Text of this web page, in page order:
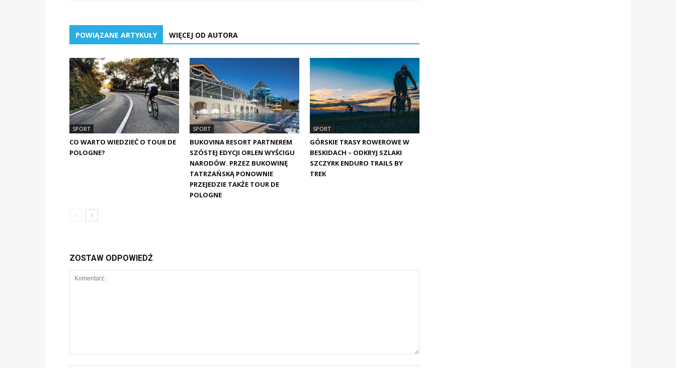
POWIĄZANE ARTYKUŁY WIĘCEJ OD AUTORA
SPORT
CO WARTO WIEDZIEĆ O TOUR DE
POLOGNE?
SPORT
BUKOVINA RESORT PARTNEREM
SZÓSTEJ EDYCJI ORLEN WYŚCIGU
NARODÓW. PRZEZ BUKOWINĘ
TATRZAŃSKĄ PONOWNIE
PRZEJEDZIE TAKŻE TOUR DE
POLOGNE
SPORT
GÓRSKIE TRASY ROWEROWE W
BESKIDACH – ODKRYJ SZLAKI
SZCZYRK ENDURO TRAILS BY
TREK
ZOSTAW ODPOWIEDŹ